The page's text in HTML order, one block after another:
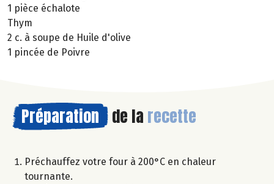
1 pièce échalote
Thym
2 c. à soupe de Huile d'olive
1 pincée de Poivre
Préparation de la recette
Préchauffez votre four à 200°C en chaleur
tournante.